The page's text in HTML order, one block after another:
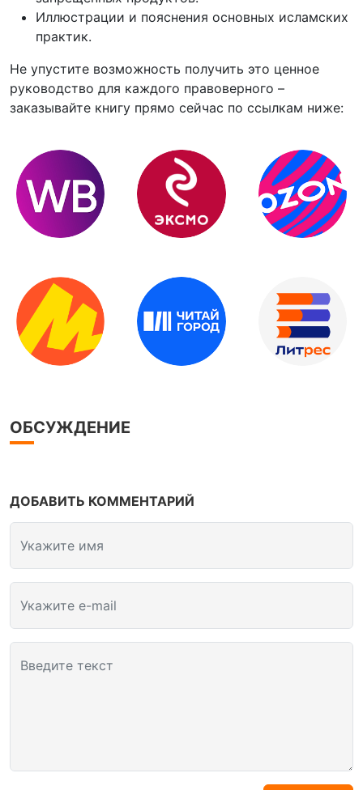
Иллюстрации и пояснения основных исламских
практик.
Не упустите возможность получить это ценное
руководство для каждого правоверного –
заказывайте книгу прямо сейчас по ссылкам ниже:
ОБСУЖДЕНИЕ
ДОБАВИТЬ КОММЕНТАРИЙ
Укажите имя
Укажите e-mail
Введите текст